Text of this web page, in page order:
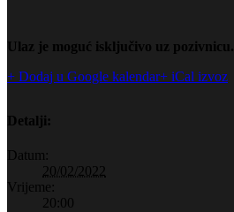
Ulaz je moguć isključivo uz pozivnicu.
+ Dodaj u Google kalendar+ iCal izvoz
Detalji:
Datum:
20/02/2022
Vrijeme:
20:00